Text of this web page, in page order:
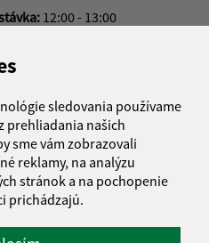
sledovania používame
prehliadania našich
sme vám zobrazovali
reklamy, na analýzu
stránok a na pochopenie
prichádzajú.
12:00 - 13:00
úrad Víťaz
č. 111
Víťaz
7911 306